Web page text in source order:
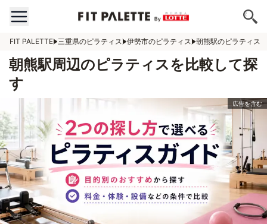
FIT PALETTE 三重県のピラティス 伊勢市のピラティス 朝熊駅のピラティス
朝熊駅周辺のピラティスを比較して探
す